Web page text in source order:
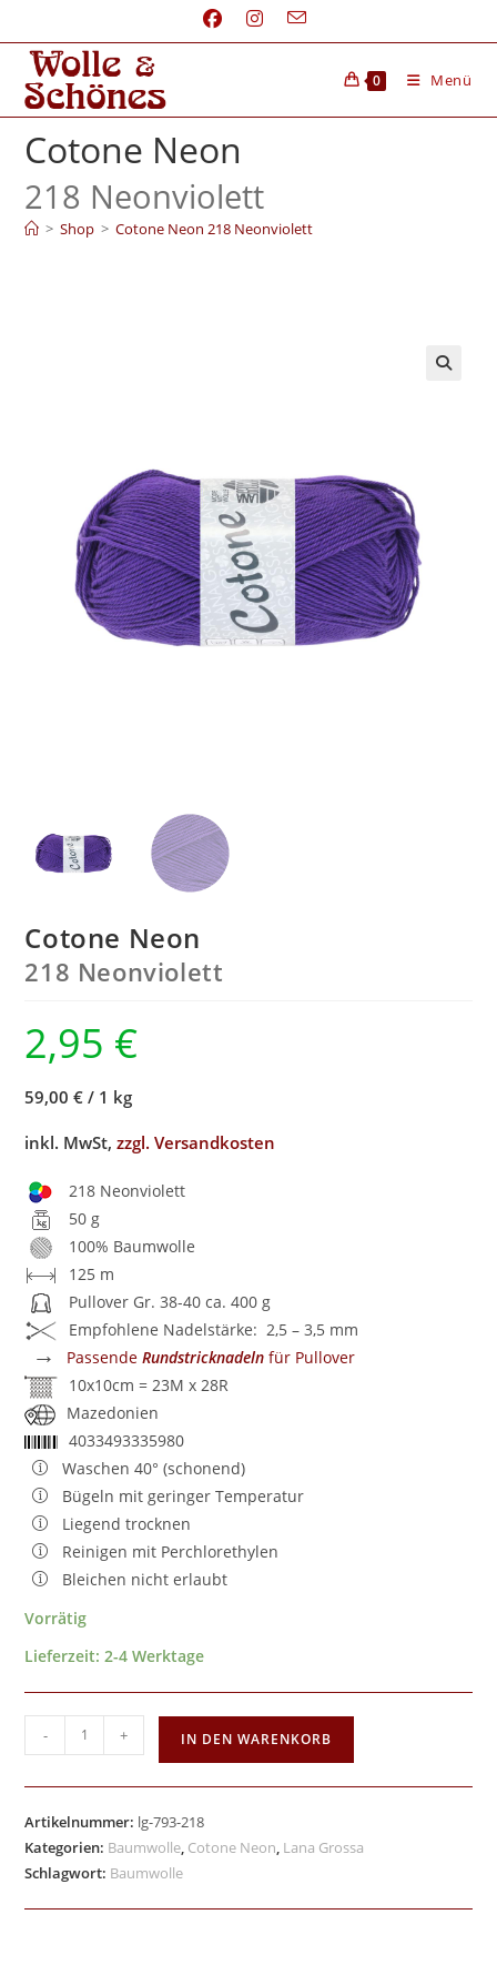
0 Menü
Cotone Neon
218 Neonviolett
> Shop > Cotone Neon 218 Neonviolett
Cotone Neon
218 Neonviolett
2,95 €
59,00 € / 1 kg
inkl. MwSt,zzgl. Versandkosten
218 Neonviolett
50 g
100% Baumwolle
125 m
Pullover Gr. 38-40 ca. 400 g
Empfohlene Nadelstärke: 2,5 – 3,5 mm
→ PassendeRundstricknadeln für Pullover
10x10cm = 23M x 28R
Mazedonien
4033493335980
Waschen 40° (schonend)
Bügeln mit geringer Temperatur
Liegend trocknen
Reinigen mit Perchlorethylen
Bleichen nicht erlaubt
Vorrätig
Lieferzeit:2-4 Werktage
- + IN DEN WARENKORB
Artikelnummer: lg-793-218
Kategorien: Baumwolle, Cotone Neon, Lana Grossa
Schlagwort: Baumwolle